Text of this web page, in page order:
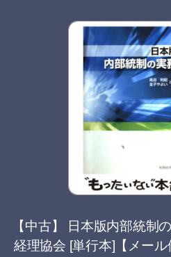
【中古】 日本版内部統制
経理協会 [単行本]【メー